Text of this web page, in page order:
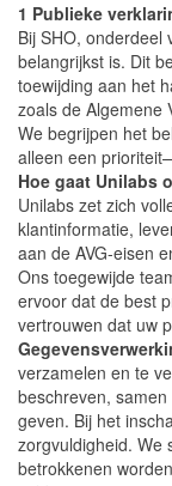
1 Publieke
Bij SHO, onderdeel
belangrijkst is. Dit
toewijding aan het
zoals de Algemene
We begrijpen het
alleen een
Hoe gaat Unilabs
Unilabs zet zich
klantinformatie,
aan de AVG-eisen
Ons toegewijde
ervoor dat de best
vertrouwen dat uw
verzamelen en te
beschreven,
geven. Bij het
zorgvuldigheid. We
betrokkenen